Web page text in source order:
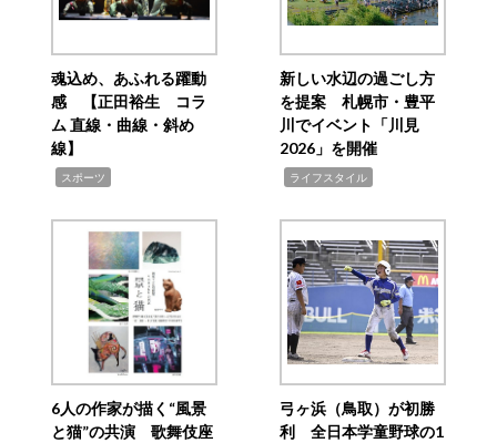
魂込め、あふれる躍動
感 【正田裕生 コラ
ム 直線・曲線・斜め
線】
スポーツ
新しい水辺の過ごし方
を提案 札幌市・豊平
川でイベント「川見
2026」を開催
ライフスタイル
6人の作家が描く“風景
と猫”の共演 歌舞伎座
弓ヶ浜（鳥取）が初勝
利 全日本学童野球の1